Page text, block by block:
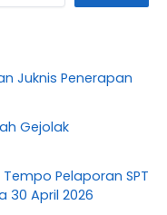
Juknis Penerapan
Gejolak
Pelaporan SPT
30 April 2026